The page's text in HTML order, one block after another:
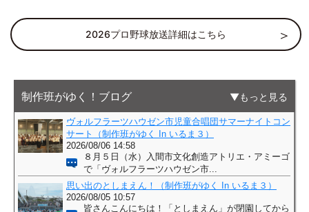
2026プロ野球放送詳細はこちら
制作班がゆく！ブログ もっと見る